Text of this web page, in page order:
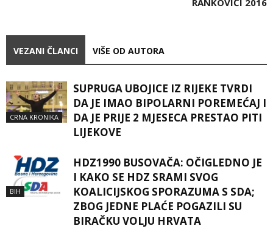
VEZANI ČLANCI VIŠE OD AUTORA
CRNA KRONIKA
SUPRUGA UBOJICE IZ RIJEKE TVRDI
DA JE IMAO BIPOLARNI POREMEĆAJ I
DA JE PRIJE 2 MJESECA PRESTAO PITI
LIJEKOVE
BIH
HDZ1990 BUSOVAČA: OČIGLEDNO JE
I KAKO SE HDZ SRAMI SVOG
KOALICIJSKOG SPORAZUMA S SDA;
ZBOG JEDNE PLAĆE POGAZILI SU
BIRAČKU VOLJU HRVATA